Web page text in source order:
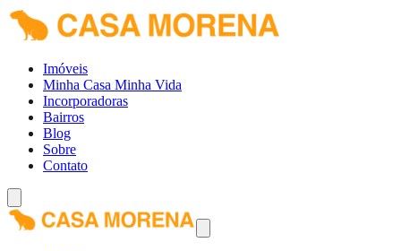
Imóveis
Minha Casa Minha Vida
Incorporadoras
Bairros
Blog
Sobre
Contato